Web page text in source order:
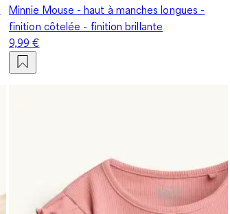
Minnie Mouse - haut à manches longues -
finition côtelée - finition brillante
9,99 €